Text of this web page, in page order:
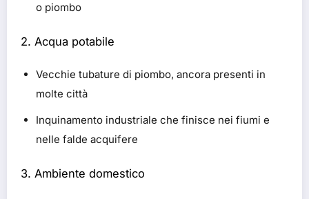
o piombo
2. Acqua potabile
Vecchie tubature di piombo, ancora presenti in
molte città
Inquinamento industriale che finisce nei fiumi e
nelle falde acquifere
3. Ambiente domestico